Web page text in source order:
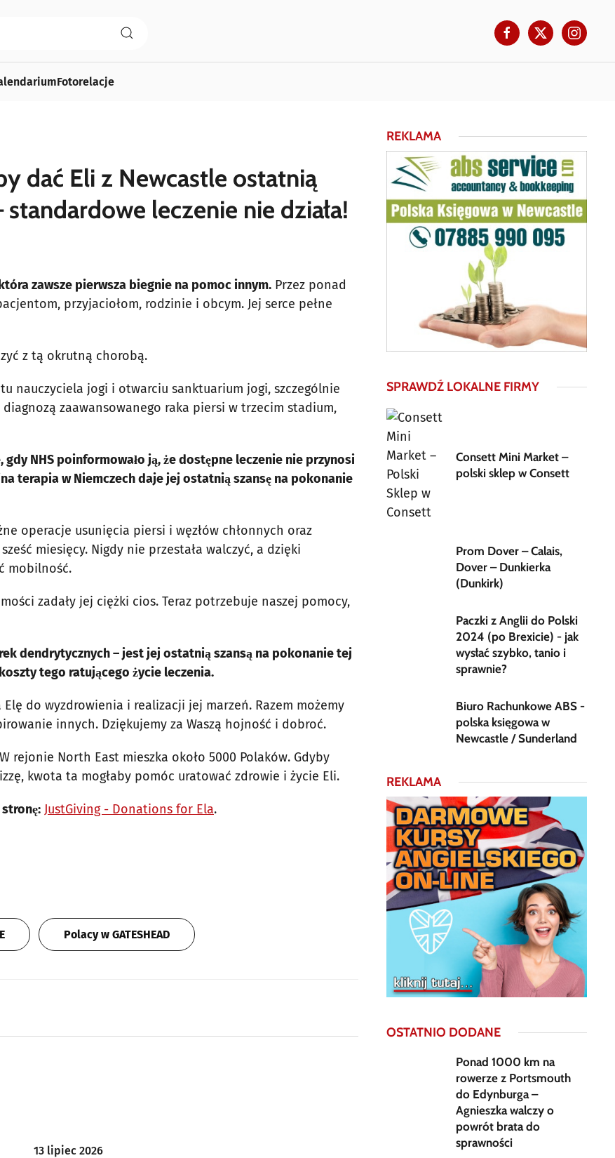
Fotorelacje
dać Eli z Newcastle ostatnią
leczenie nie działa!
zawsze pierwsza biegnie na pomoc innym. Przez ponad
przyjaciołom, rodzinie i obcym. Jej serce pełne
z tą okrutną chorobą.
nauczyciela jogi i otwarciu sanktuarium jogi, szczególnie
zaawansowanego raka piersi w trzecim stadium,
NHS poinformowało ją, że dostępne leczenie nie przynosi
terapia w Niemczech daje jej ostatnią szansę na pokonanie
operacje usunięcia piersi i węzłów chłonnych oraz
miesięcy. Nigdy nie przestała walczyć, a dzięki
mobilność.
zadały jej ciężki cios. Teraz potrzebuje naszej pomocy,
dendrytycznych – jest jej ostatnią szansą na pokonanie tej
tego ratującego życie leczenia.
do wyzdrowienia i realizacji jej marzeń. Razem możemy
innych. Dziękujemy za Waszą hojność i dobroć.
rejonie North East mieszka około 5000 Polaków. Gdyby
kwota ta mogłaby pomóc uratować zdrowie i życie Eli.
JustGiving - Donations for Ela.
Polacy w GATESHEAD
13 lipiec 2026
REKLAMA
SPRAWDŹ LOKALNE FIRMY
Consett Mini Market –
polski sklep w Consett
Prom Dover – Calais,
Dover – Dunkierka
(Dunkirk)
Paczki z Anglii do Polski
2024 (po Brexicie) - jak
wysłać szybko, tanio i
sprawnie?
Biuro Rachunkowe ABS -
polska księgowa w
Newcastle / Sunderland
REKLAMA
OSTATNIO DODANE
Ponad 1000 km na
rowerze z Portsmouth
do Edynburga –
Agnieszka walczy o
powrót brata do
sprawności